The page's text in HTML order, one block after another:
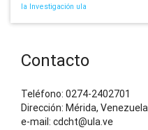
la Investigación ula
Contacto
Teléfono: 0274-2402701
Dirección: Mérida, Venezuela
e-mail: cdcht@ula.ve